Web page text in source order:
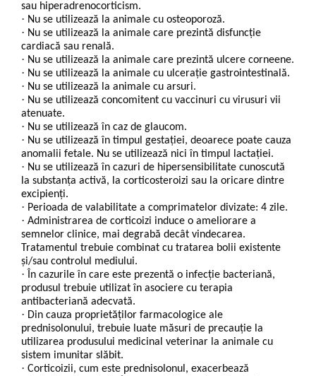
sau hiperadrenocorticism.
· Nu se utilizează la animale cu osteoporoză.
· Nu se utilizează la animale care prezintă disfuncție
cardiacă sau renală.
· Nu se utilizează la animale care prezintă ulcere corneene.
· Nu se utilizează la animale cu ulcerație gastrointestinală.
· Nu se utilizează la animale cu arsuri.
· Nu se utilizează concomitent cu vaccinuri cu virusuri vii
atenuate.
· Nu se utilizează în caz de glaucom.
· Nu se utilizează în timpul gestației, deoarece poate cauza
anomalii fetale. Nu se utilizează nici în timpul lactației.
· Nu se utilizează în cazuri de hipersensibilitate cunoscută
la substanţa activă, la corticosteroizi sau la oricare dintre
excipienţi.
· Perioada de valabilitate a comprimatelor divizate: 4 zile.
· Administrarea de corticoizi induce o ameliorare a
semnelor clinice, mai degrabă decât vindecarea.
Tratamentul trebuie combinat cu tratarea bolii existente
și/sau controlul mediului.
·În cazurile în care este prezentă o infecție bacteriană,
produsul trebuie utilizat în asociere cu terapia
antibacteriană adecvată.
· Din cauza proprietăților farmacologice ale
prednisolonului, trebuie luate măsuri de precauție la
utilizarea produsului medicinal veterinar la animale cu
sistem imunitar slăbit.
· Corticoizii, cum este prednisolonul, exacerbează